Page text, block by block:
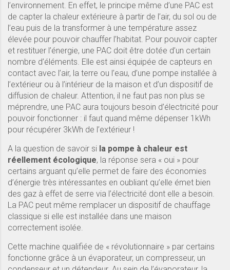
l’environnement. En effet, le principe même d’une PAC est
de capter la chaleur extérieure à partir de l’air, du sol ou de
l’eau puis de la transformer à une température assez
élevée pour pouvoir chauffer l’habitat. Pour pouvoir capter
et restituer l’énergie, une PAC doit être dotée d’un certain
nombre d’éléments. Elle est ainsi équipée de capteurs en
contact avec l’air, la terre ou l’eau, d’une pompe installée à
l’extérieur ou à l’intérieur de la maison et d’un dispositif de
diffusion de chaleur. Attention, il ne faut pas non plus se
méprendre, une PAC aura toujours besoin d’électricité pour
pouvoir fonctionner : il faut quand même dépenser 1kWh
pour récupérer 3kWh de l’extérieur !
A la question de savoir si la pompe à chaleur est
réellement écologique, la réponse sera « oui » pour
certains arguant qu’elle permet de faire des économies
d’énergie très intéressantes en oubliant qu’elle émet bien
des gaz à effet de serre via l’électricité dont elle a besoin.
La PAC peut même remplacer un dispositif de chauffage
classique si elle est installée dans une maison
correctement isolée.
Cette machine qualifiée de « révolutionnaire » par certains
fonctionne grâce à un évaporateur, un compresseur, un